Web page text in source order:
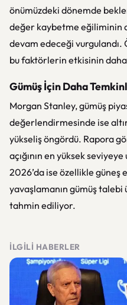
önümüzdeki dönemde
değer kaybetme eğiliminin
devam edeceği vurgulandı.
bu faktörlerin etkisinin
Gümüş İçin Daha
Morgan Stanley, gümüş
değerlendirmesinde ise
yükseliş öngördü. Rapora
açığının en yüksek
2026’da ise özellikle güneş
yavaşlamanın gümüş
tahmin ediliyor.
İLGILI HABERLER